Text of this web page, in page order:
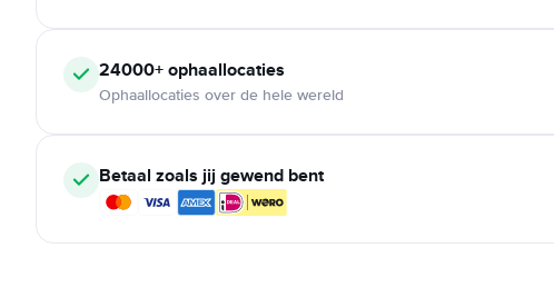
24000+ ophaallocaties
Ophaallocaties over de hele wereld
Betaal zoals jij gewend bent